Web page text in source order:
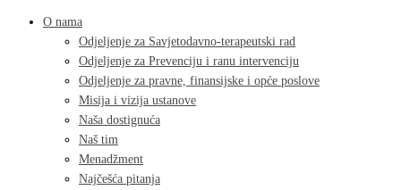
O nama
Odjeljenje za Savjetodavno-terapeutski rad
Odjeljenje za Prevenciju i ranu intervenciju
Odjeljenje za pravne, finansijske i opće poslove
Misija i vizija ustanove
Naša dostignuća
Naš tim
Menadžment
Najčešća pitanja